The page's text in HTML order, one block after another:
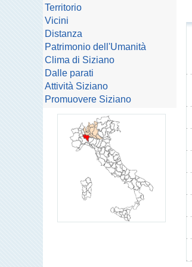
Territorio
Vicini
Distanza
Patrimonio dell'Umanità
Clima di Siziano
Dalle parati
Attività Siziano
Promuovere Siziano